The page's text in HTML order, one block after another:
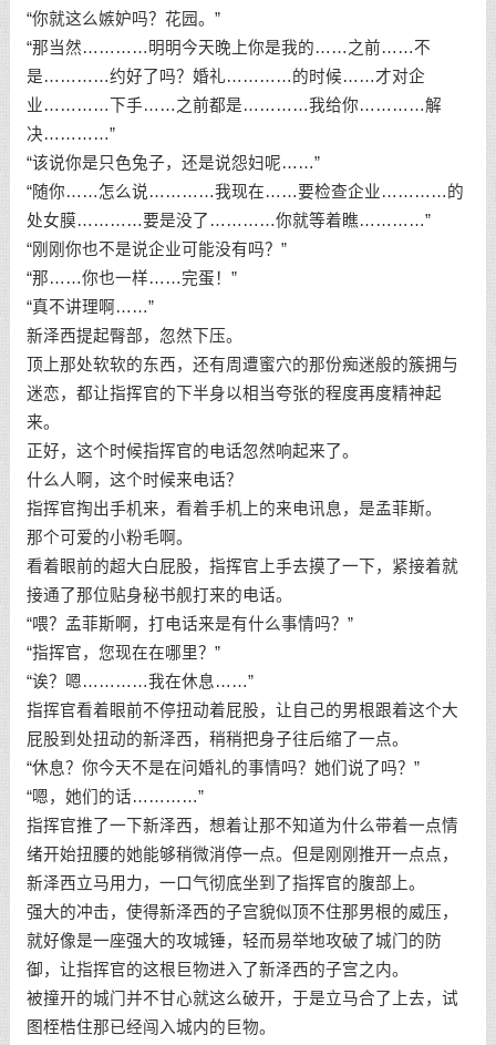
“你就这么嫉妒吗？花园。”
“那当然…………明明今天晚上你是我的……之前……不
是…………约好了吗？婚礼…………的时候……才对企
业…………下手……之前都是…………我给你…………解
决…………”
“该说你是只色兔子，还是说怨妇呢……”
“随你……怎么说…………我现在……要检查企业…………的
处女膜…………要是没了…………你就等着瞧…………”
“刚刚你也不是说企业可能没有吗？”
“那……你也一样……完蛋！”
“真不讲理啊……”
新泽西提起臀部，忽然下压。
顶上那处软软的东西，还有周遭蜜穴的那份痴迷般的簇拥与
迷恋，都让指挥官的下半身以相当夸张的程度再度精神起
来。
正好，这个时候指挥官的电话忽然响起来了。
什么人啊，这个时候来电话？
指挥官掏出手机来，看着手机上的来电讯息，是孟菲斯。
那个可爱的小粉毛啊。
看着眼前的超大白屁股，指挥官上手去摸了一下，紧接着就
接通了那位贴身秘书舰打来的电话。
“喂？孟菲斯啊，打电话来是有什么事情吗？”
“指挥官，您现在在哪里？”
“诶？嗯…………我在休息……”
指挥官看着眼前不停扭动着屁股，让自己的男根跟着这个大
屁股到处扭动的新泽西，稍稍把身子往后缩了一点。
“休息？你今天不是在问婚礼的事情吗？她们说了吗？”
“嗯，她们的话…………”
指挥官推了一下新泽西，想着让那不知道为什么带着一点情
绪开始扭腰的她能够稍微消停一点。但是刚刚推开一点点，
新泽西立马用力，一口气彻底坐到了指挥官的腹部上。
强大的冲击，使得新泽西的子宫貌似顶不住那男根的威压，
就好像是一座强大的攻城锤，轻而易举地攻破了城门的防
御，让指挥官的这根巨物进入了新泽西的子宫之内。
被撞开的城门并不甘心就这么破开，于是立马合了上去，试
图桎梏住那已经闯入城内的巨物。